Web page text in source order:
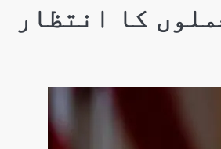
کا انتظار